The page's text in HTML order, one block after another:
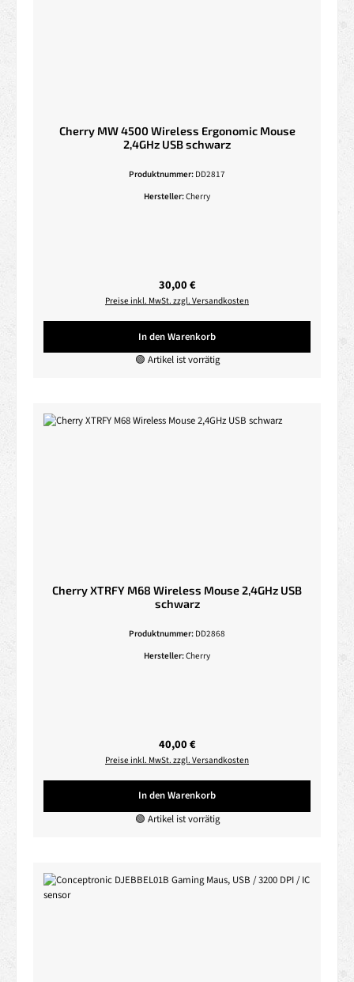
Cherry MW 4500 Wireless Ergonomic Mouse
2,4GHz USB schwarz
Produktnummer: DD2817
Hersteller:Cherry
Regulärer Preis:
30,00 €
Preise inkl. MwSt. zzgl. Versandkosten
In den Warenkorb
🟢 Artikel ist vorrätig
Cherry XTRFY M68 Wireless Mouse 2,4GHz USB
schwarz
Produktnummer: DD2868
Hersteller:Cherry
Regulärer Preis:
40,00 €
Preise inkl. MwSt. zzgl. Versandkosten
In den Warenkorb
🟢 Artikel ist vorrätig